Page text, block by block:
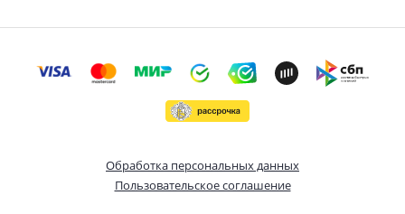
Обработка персональных данных
Пользовательское соглашение